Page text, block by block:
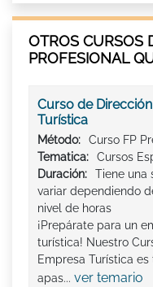
OTROS CURSOS
PROFESIONAL
Curso de
Turística
Método:
Curso FP
Tematica:
Cursos
Duración:
Tiene una
variar dependiendo
nivel de horas
¡Prepárate para un
turística! Nuestro
Empresa Turística
apas... ver temario